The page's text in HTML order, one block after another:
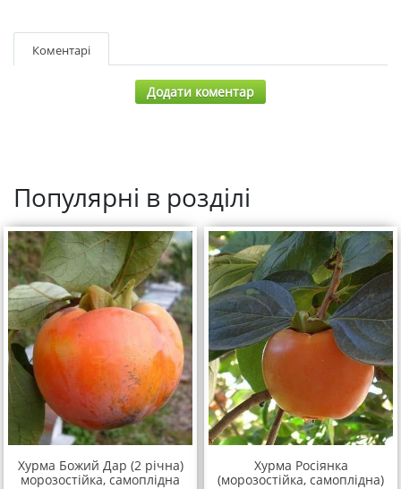
Коментарі
Додати коментар
Популярні в розділі
Хурма Божий Дар (2 річна)
морозостійка, самоплідна
Хурма Росіянка
(морозостійка, самоплідна)